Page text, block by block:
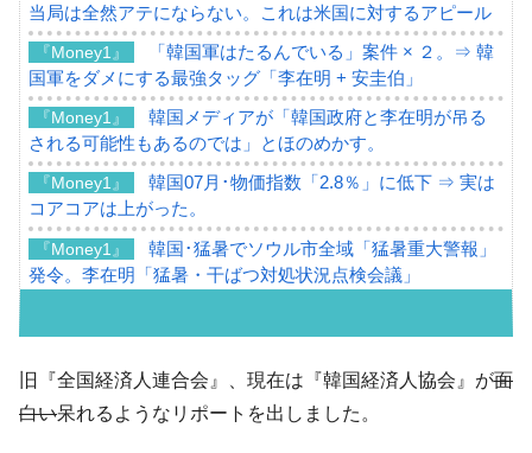
当局は全然アテにならない。これは米国に対するアピール
『Money1』
「韓国軍はたるんでいる」案件 × ２。⇒ 韓
国軍をダメにする最強タッグ「李在明 + 安圭伯」
『Money1』
韓国メディアが「韓国政府と李在明が吊る
される可能性もあるのでは」とほのめかす。
『Money1』
韓国07月･物価指数「2.8％」に低下 ⇒ 実は
コアコアは上がった。
『Money1』
韓国･猛暑でソウル市全域「猛暑重大警報」
発令。李在明「猛暑・干ばつ対処状況点検会議」
07月販売台数は去年のほぼ半分「71台」しか売れなかっ
た。『起亜』は9台だけ
『Money1』
韓国「信用赦免を何回やっても、何回やっ
旧『全国経済人連合会』、現在は『韓国経済人協会』が面
白い呆れるようなリポートを出しました。